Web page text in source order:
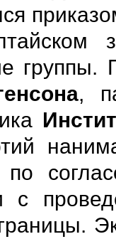
группы.
,
с